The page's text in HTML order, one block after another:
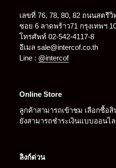
เลขที่ 76, 78, 80, 82 ถนนสตรีวิ
ซอย 6 ลาดพร้าว71 กรุงเทพฯ
โทรศัพท์ 02-542-4117-8
อีเมล sale@intercof.co.th
Line : @intercof
Online Store
ลูกค้าสามารถเข้าชม เลือกซื้อ
ยังสามารถชำระเงินแบบออนไ
ลิงก์ด่วน